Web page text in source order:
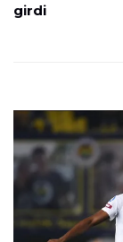
girdi